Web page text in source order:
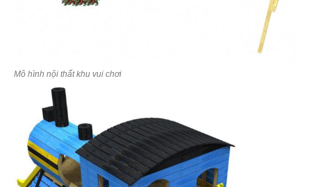
Mô hình nội thất khu vui chơi